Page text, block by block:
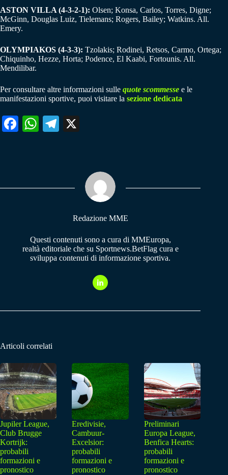
ASTON VILLA (4-3-2-1): Olsen; Konsa, Carlos, Torres, Digne;
McGinn, Douglas Luiz, Tielemans; Rogers, Bailey; Watkins. All.
Emery.
OLYMPIAKOS (4-3-3): Tzolakis; Rodinei, Retsos, Carmo, Ortega;
Chiquinho, Hezze, Horta; Podence, El Kaabi, Fortounis. All.
Mendilibar.
Per consultare altre informazioni sulle quote scommesse e le
manifestazioni sportive, puoi visitare la sezione dedicata
Fa W
pp
Te
m
Redazione MME
Questi contenuti sono a cura di MMEuropa,
realtà editoriale che su Sportnews.BetFlag cura e
sviluppa contenuti di informazione sportiva.
Articoli correlati
Jupiler League,
Club Brugge
Kortrijk:
probabili
formazioni e
pronostico
Eredivisie,
Cambuur-
Excelsior:
probabili
formazioni e
pronostico
Preliminari
Europa League,
Benfica Hearts:
probabili
formazioni e
pronostico